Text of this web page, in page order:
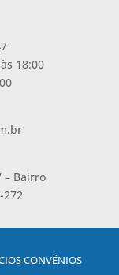
18:00
– Bairro
272
CONVÊNIOS